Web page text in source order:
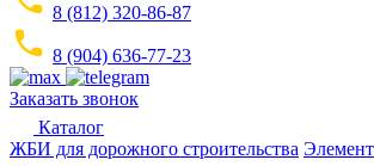
8 (812) 320-86-87
8 (904) 636-77-23
Заказать звонок
Каталог
ЖБИ для дорожного строительства